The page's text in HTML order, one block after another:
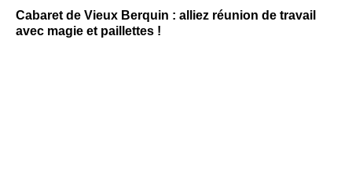
Cabaret de Vieux Berquin : alliez réunion de travail
avec magie et paillettes !